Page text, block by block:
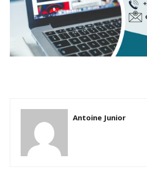
Antoine Junior